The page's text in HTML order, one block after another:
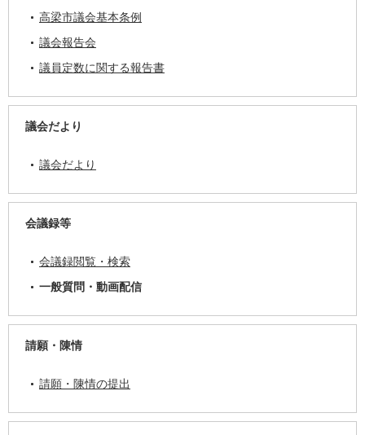
高梁市議会基本条例
議会報告会
議員定数に関する報告書
議会だより
議会だより
会議録等
会議録閲覧・検索
一般質問・動画配信
請願・陳情
請願・陳情の提出